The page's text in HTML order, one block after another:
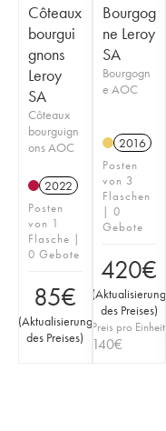
Côteaux
bourgui
gnons
Leroy
SA
Côteaux
bourguign
ons AOC
2022
Posten
von 1
Flasche |
0 Gebote
85€
(Aktualisierung
des Preises)
Bourgog
ne Leroy
SA
Bourgogn
e AOC
2016
Posten
von 3
Flaschen
| 0
Gebote
420€
(Aktualisierung
des Preises)
Preis pro Einheit
140€